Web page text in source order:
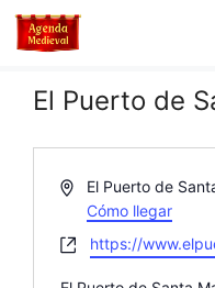
Saltar
El Puerto de
D
r
e
c
El Puerto de
Cómo llegar
W
https://